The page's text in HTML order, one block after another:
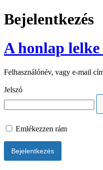
Bejelentkezés
A honlap lelke
Felhasználónév, vagy e-mail
Jelszó
Emlékezzen rám